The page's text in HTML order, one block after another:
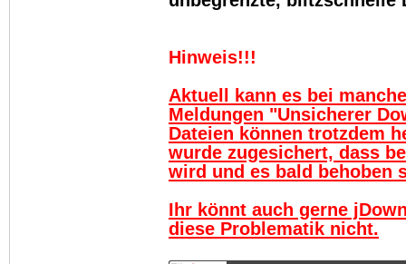
Hinweis!!!
Aktuell kann es bei
Meldungen "Unsicherer
Dateien können trotzdem
wurde zugesichert, dass
wird und es bald behoben
Ihr könnt auch gerne
diese Problematik nicht.